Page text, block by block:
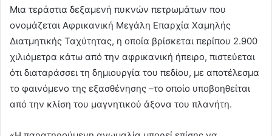
Μια τεράστια δεξαμενή πυκνών πετρωμάτων που
ονομάζεται Αφρικανική Μεγάλη Επαρχία Χαμηλής
Διατμητικής Ταχύτητας, η οποία βρίσκεται περίπου 2.900
χιλιόμετρα κάτω από την αφρικανική ήπειρο, πιστεύεται
ότι διαταράσσει τη δημιουργία του πεδίου, με αποτέλεσμα
το φαινόμενο της εξασθένησης –το οποίο υποβοηθείται
από την κλίση του μαγνητικού άξονα του πλανήτη.